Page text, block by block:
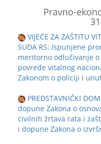
Pravno-
VIJEĆE ZA ZAŠTITU
SUDA RS: Ispunjene
meritorno odlučivanje
povrede vitalnog
Zakonom o policiji i
PREDSTAVNIČKI
dopune Zakona o
civilnih žrtava rata i
i dopune Zakona o